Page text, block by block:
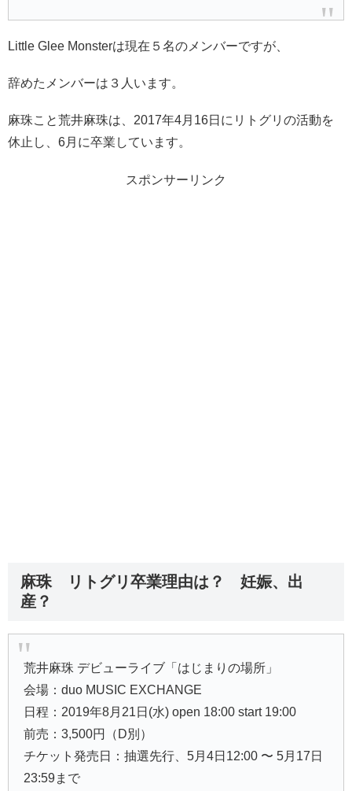
Little Glee Monsterは現在５名のメンバーですが、
辞めたメンバーは３人います。
麻珠こと荒井麻珠は、2017年4月16日にリトグリの活動を
休止し、6月に卒業しています。
スポンサーリンク
麻珠 リトグリ卒業理由は？ 妊娠、出
産？
荒井麻珠 デビューライブ「はじまりの場所」
会場：duo MUSIC EXCHANGE
日程：2019年8月21日(水) open 18:00 start 19:00
前売：3,500円（D別）
チケット発売日：抽選先行、5月4日12:00 〜 5月17日
23:59まで